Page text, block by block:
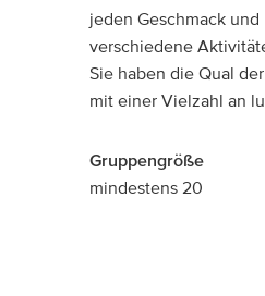
jeden Geschmack
verschiedene
Sie haben die Qual
mit einer Vielzahl an
Gruppengröße
mindestens 20